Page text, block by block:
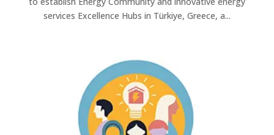
services Excellence Hubs in Türkiye, Greece, a...